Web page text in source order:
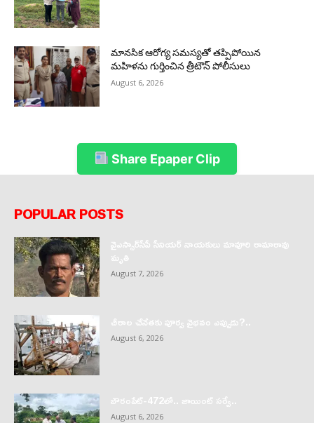
మానసిక ఆరోగ్య సమస్యతో తప్పిపోయిన
మహిళను గుర్తించిన త్రీటౌన్ పోలీసులు
August 6, 2026
Share Epaper Clip
POPULAR POSTS
వైఎస్సార్‌సీపీ సీనియర్ నాయకులు మావూరి రామారావు
మృతి
August 7, 2026
చీరాల చేనేతకు పూర్వ వైభవం ఎప్పుడు?..
August 6, 2026
బౌరంపేట్-472లో.. జాయింట్ సర్వే..
August 6, 2026